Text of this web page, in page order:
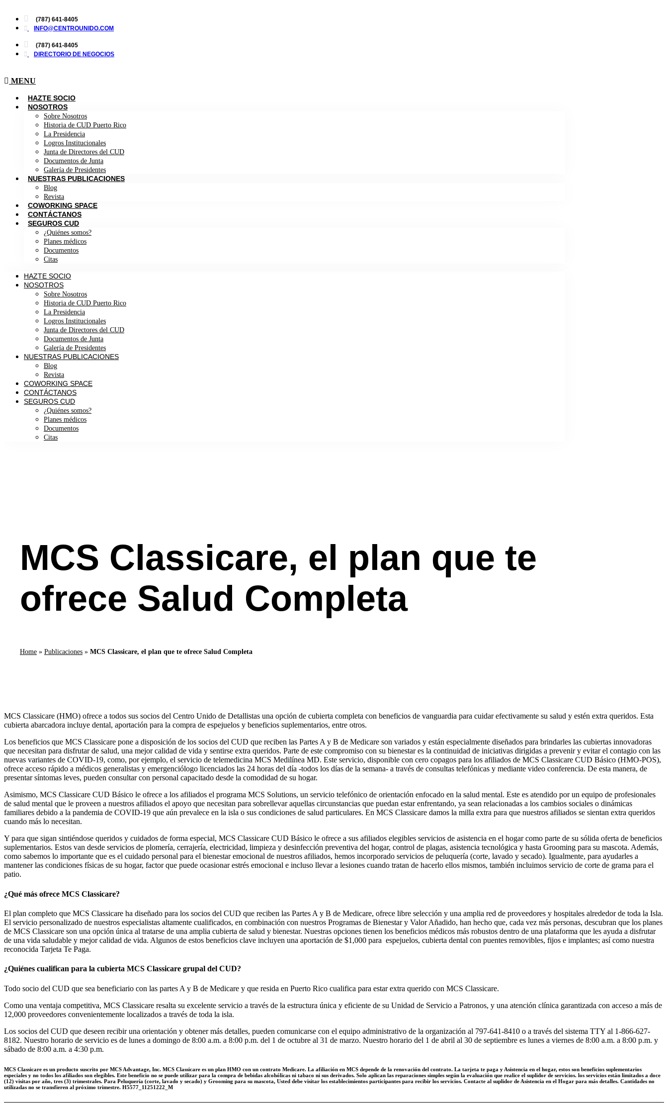
contenido
(787) 641-8405
INFO@CENTROUNIDO.COM
(787) 641-8405
DIRECTORIO DE NEGOCIOS
MENU
HAZTE SOCIO
NOSOTROS
Sobre Nosotros
Historia de CUD Puerto Rico
La Presidencia
Logros Institucionales
Junta de Directores del CUD
Documentos de Junta
Galería de Presidentes
NUESTRAS PUBLICACIONES
Blog
Revista
COWORKING SPACE
CONTÁCTANOS
SEGUROS CUD
¿Quiénes somos?
Planes médicos
Documentos
Citas
HAZTE SOCIO
NOSOTROS
Sobre Nosotros
Historia de CUD Puerto Rico
La Presidencia
Logros Institucionales
Junta de Directores del CUD
Documentos de Junta
Galería de Presidentes
NUESTRAS PUBLICACIONES
Blog
Revista
COWORKING SPACE
CONTÁCTANOS
SEGUROS CUD
¿Quiénes somos?
Planes médicos
Documentos
Citas
MCS Classicare, el plan que te
ofrece Salud Completa
Home » Publicaciones » MCS Classicare, el plan que te ofrece Salud Completa
MCS Classicare (HMO) ofrece a todos sus socios del Centro Unido de Detallistas una opción de cubierta completa con beneficios de vanguardia para cuidar efectivamente su salud y estén extra queridos. Esta
cubierta abarcadora incluye dental, aportación para la compra de espejuelos y beneficios suplementarios, entre otros.
Los beneficios que MCS Classicare pone a disposición de los socios del CUD que reciben las Partes A y B de Medicare son variados y están especialmente diseñados para brindarles las cubiertas innovadoras
que necesitan para disfrutar de salud, una mejor calidad de vida y sentirse extra queridos. Parte de este compromiso con su bienestar es la continuidad de iniciativas dirigidas a prevenir y evitar el contagio con las
nuevas variantes de COVID-19, como, por ejemplo, el servicio de telemedicina MCS Medilínea MD. Este servicio, disponible con cero copagos para los afiliados de MCS Classicare CUD Básico (HMO-POS),
ofrece acceso rápido a médicos generalistas y emergenciólogo licenciados las 24 horas del día -todos los días de la semana- a través de consultas telefónicas y mediante video conferencia. De esta manera, de
presentar síntomas leves, pueden consultar con personal capacitado desde la comodidad de su hogar.
Asimismo, MCS Classicare CUD Básico le ofrece a los afiliados el programa MCS Solutions, un servicio telefónico de orientación enfocado en la salud mental. Este es atendido por un equipo de profesionales
de salud mental que le proveen a nuestros afiliados el apoyo que necesitan para sobrellevar aquellas circunstancias que puedan estar enfrentando, ya sean relacionadas a los cambios sociales o dinámicas
familiares debido a la pandemia de COVID-19 que aún prevalece en la isla o sus condiciones de salud particulares. En MCS Classicare damos la milla extra para que nuestros afiliados se sientan extra queridos
cuando más lo necesitan.
Y para que sigan sintiéndose queridos y cuidados de forma especial, MCS Classicare CUD Básico le ofrece a sus afiliados elegibles servicios de asistencia en el hogar como parte de su sólida oferta de beneficios
suplementarios. Estos van desde servicios de plomería, cerrajería, electricidad, limpieza y desinfección preventiva del hogar, control de plagas, asistencia tecnológica y hasta Grooming para su mascota. Además,
como sabemos lo importante que es el cuidado personal para el bienestar emocional de nuestros afiliados, hemos incorporado servicios de peluquería (corte, lavado y secado). Igualmente, para ayudarles a
mantener las condiciones físicas de su hogar, factor que puede ocasionar estrés emocional e incluso llevar a lesiones cuando tratan de hacerlo ellos mismos, también incluimos servicio de corte de grama para el
patio.
¿Qué más ofrece MCS Classicare?
El plan completo que MCS Classicare ha diseñado para los socios del CUD que reciben las Partes A y B de Medicare, ofrece libre selección y una amplia red de proveedores y hospitales alrededor de toda la Isla.
El servicio personalizado de nuestros especialistas altamente cualificados, en combinación con nuestros Programas de Bienestar y Valor Añadido, han hecho que, cada vez más personas, descubran que los planes
de MCS Classicare son una opción única al tratarse de una amplia cubierta de salud y bienestar. Nuestras opciones tienen los beneficios médicos más robustos dentro de una plataforma que les ayuda a disfrutar
de una vida saludable y mejor calidad de vida. Algunos de estos beneficios clave incluyen una aportación de $1,000 para espejuelos, cubierta dental con puentes removibles, fijos e implantes; así como nuestra
reconocida Tarjeta Te Paga.
¿Quiénes cualifican para la cubierta MCS Classicare grupal del CUD?
Todo socio del CUD que sea beneficiario con las partes A y B de Medicare y que resida en Puerto Rico cualifica para estar extra querido con MCS Classicare.
Como una ventaja competitiva, MCS Classicare resalta su excelente servicio a través de la estructura única y eficiente de su Unidad de Servicio a Patronos, y una atención clínica garantizada con acceso a más de
12,000 proveedores convenientemente localizados a través de toda la isla.
Los socios del CUD que deseen recibir una orientación y obtener más detalles, pueden comunicarse con el equipo administrativo de la organización al 797-641-8410 o a través del sistema TTY al 1-866-627-
8182. Nuestro horario de servicio es de lunes a domingo de 8:00 a.m. a 8:00 p.m. del 1 de octubre al 31 de marzo. Nuestro horario del 1 de abril al 30 de septiembre es lunes a viernes de 8:00 a.m. a 8:00 p.m. y
sábado de 8:00 a.m. a 4:30 p.m.
MCS Classicare es un producto suscrito por MCS Advantage, Inc. MCS Classicare es un plan HMO con un contrato Medicare. La afiliación en MCS depende de la renovación del contrato. La tarjeta te paga y Asistencia en el hogar, estos son beneficios suplementarios
especiales y no todos los afiliados son elegibles. Este beneficio no se puede utilizar para la compra de bebidas alcohólicas ni tabaco ni sus derivados. Solo aplican las reparaciones simples según la evaluación que realice el suplidor de servicios. los servicios están limitados a doce
(12) visitas por año, tres (3) trimestrales. Para Peluquería (corte, lavado y secado) y Grooming para su mascota, Usted debe visitar los establecimientos participantes para recibir los servicios. Contacte al suplidor de Asistencia en el Hogar para más detalles. Cantidades no
utilizadas no se transfieren al próximo trimestre. H5577_11251222_M